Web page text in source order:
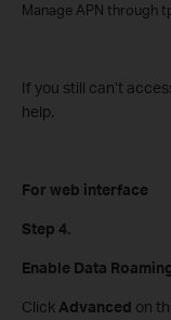
Manage APN through
If you still can’t
help.
For web interface
Step 4.
Enable Data
Click Advanced on